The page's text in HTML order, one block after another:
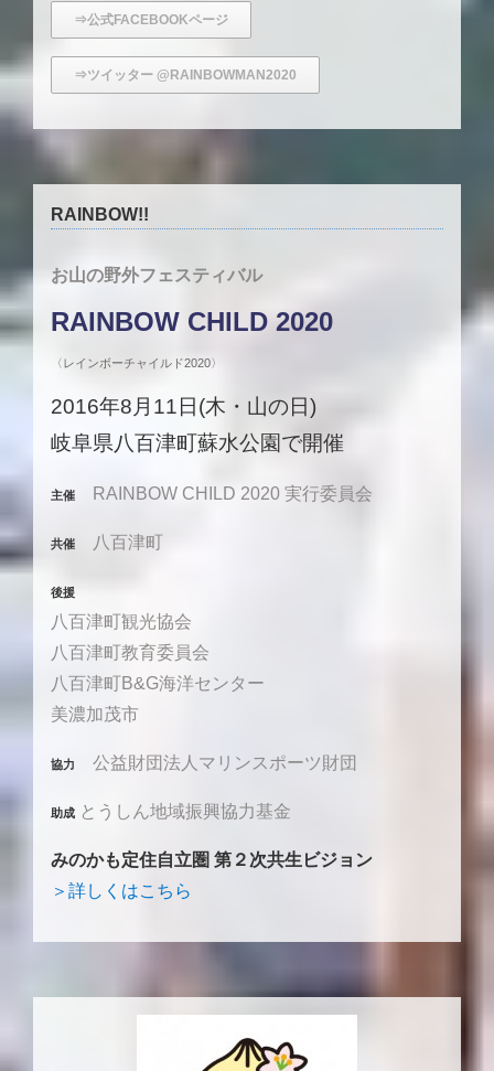
⇒公式FACEBOOKページ
⇒ツイッター @RAINBOWMAN2020
RAINBOW!!
お山の野外フェスティバル
RAINBOW CHILD 2020
〈レインボーチャイルド2020〉
2016年8月11日(木・山の日)
岐阜県八百津町蘇水公園で開催
主催 RAINBOW CHILD 2020 実行委員会
共催 八百津町
後援
八百津町観光協会
八百津町教育委員会
八百津町B&G海洋センター
美濃加茂市
協力 公益財団法人マリンスポーツ財団
助成 とうしん地域振興協力基金
みのかも定住自立圏 第２次共生ビジョン
＞詳しくはこちら